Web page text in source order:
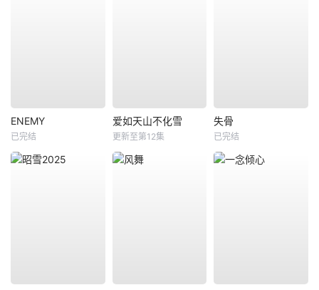
ENEMY
已完结
爱如天山不化雪
更新至第12集
失骨
已完结